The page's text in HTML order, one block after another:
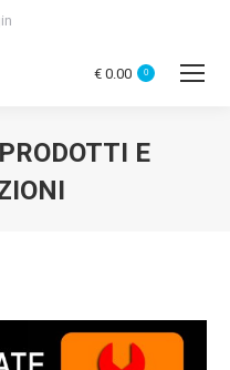
€ 0.00 0
E